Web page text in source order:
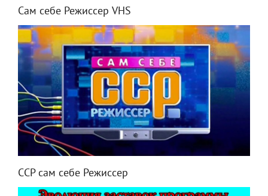
Сам себе Режиссер VHS
ССР сам себе Режиссер